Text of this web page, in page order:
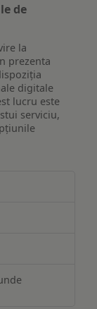
de
la
prezenta
digitale
lucru este
serviciu,